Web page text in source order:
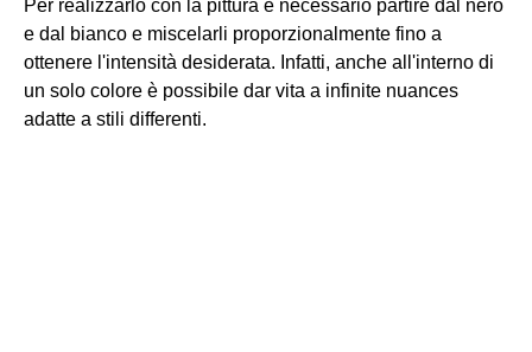
Per realizzarlo con la pittura è necessario partire dal nero
e dal bianco e miscelarli proporzionalmente fino a
ottenere l'intensità desiderata. Infatti, anche all'interno di
un solo colore è possibile dar vita a infinite nuances
adatte a stili differenti.